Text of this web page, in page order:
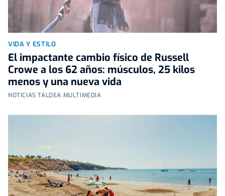
VIDA Y ESTILO
El impactante cambio físico de Russell
Crowe a los 62 años: músculos, 25 kilos
menos y una nueva vida
NOTICIAS TALDEA MULTIMEDIA